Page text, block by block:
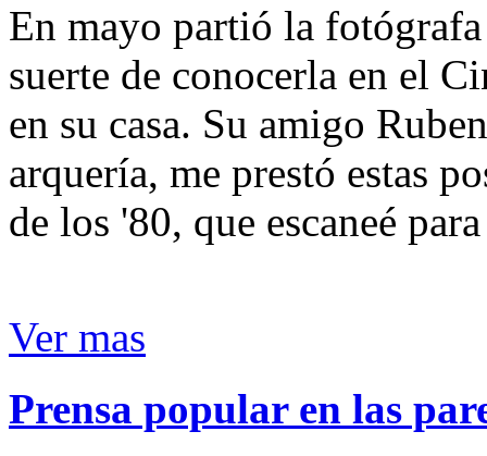
En mayo partió la
suerte de conocerla en el
en su casa. Su amigo
arquería, me prestó estas
de los '80, que escaneé
Ver mas
Prensa popular en las